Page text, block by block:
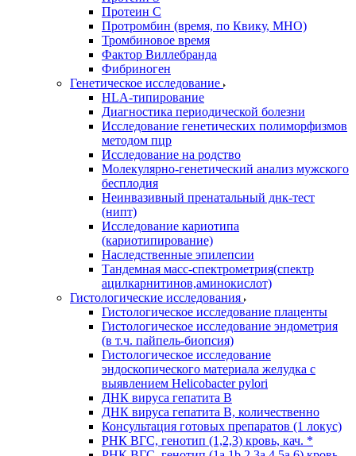
Протеин С
Протромбин (время, по Квику, МНО)
Тромбиновое время
Фактор Виллебранда
Фибриноген
Генетическое исследование
HLA-типирование
Диагностика периодической болезни
Исследование генетических полиморфизмов
методом пцр
Исследование на родство
Молекулярно-генетический анализ мужского
бесплодия
Неинвазивный пренатальный днк-тест
(нипт)
Исследование кариотипа
(кариотипирование)
Наследственные эпилепсии
Тандемная масс-спектрометрия(спектр
ацилкарнитинов,аминокислот)
Гистологические исследования
Гистологическое исследование плаценты
Гистологическое исследование эндометрия
(в т.ч. пайпель-биопсия)
Гистологическое исследование
эндоскопического материала желудка с
выявлением Helicobacter pylori
ДНК вируса гепатита B
ДНК вируса гепатита B, количественно
Консультация готовых препаратов (1 локус)
РНК ВГC, генотип (1,2,3) кровь, кач. *